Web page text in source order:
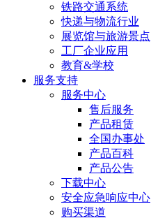
铁路交通系统
快递与物流行业
展览馆与旅游景点
工厂企业应用
教育&学校
服务支持
服务中心
售后服务
产品租赁
全国办事处
产品百科
产品公告
下载中心
安全应急响应中心
购买渠道